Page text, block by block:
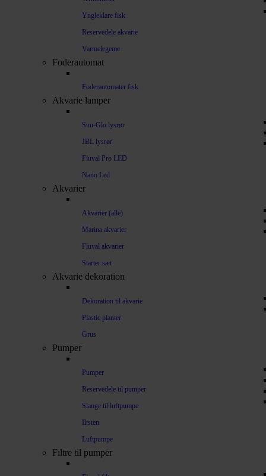
Yngleklare fisk
Reservedele akvarie
Varmelegeme
Foderautomat
Foderautomater fisk
Akvarie lamper
Sun-Glo lysrør
JBL lysrør
Fluval Pro LED
Nano Led
Akvarier
Akvarier (alle)
Marina akvarier
Fluval akvarier
Starter sæt
Akvarie dekoration
Dekoration til akvarie
Plastic planter
Grus
Pumper
Pumper
Reservedele til pumper
Slange til luftpumpe
Iltsten
Luftpumpe
Filtre til pumper